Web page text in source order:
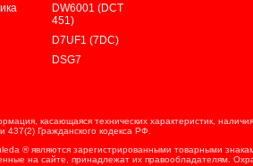
DW6001 (DCT
451)
D7UF1 (7DC)
DSG7
касающаяся технических характеристик,
Гражданского кодекса РФ.
® являются зарегистрированными товарными
на сайте, принадлежат их правообладателям.